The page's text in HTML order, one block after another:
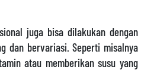
juga bisa dilakukan dengan
dan bervariasi. Seperti misalnya
atau memberikan susu yang